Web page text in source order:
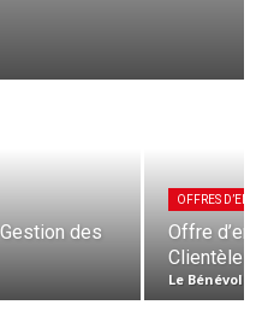
des
OFFRES
Offre
Clientèle
Le Bénévole